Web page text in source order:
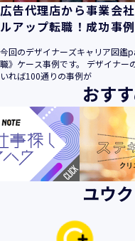
広告代理店から事業会
ルアップ転職！成功事例
今回のデザイナーズキャリア図鑑
職》ケース事例です。 デザイナー
いれば100通りの事例が
おす
ユウ